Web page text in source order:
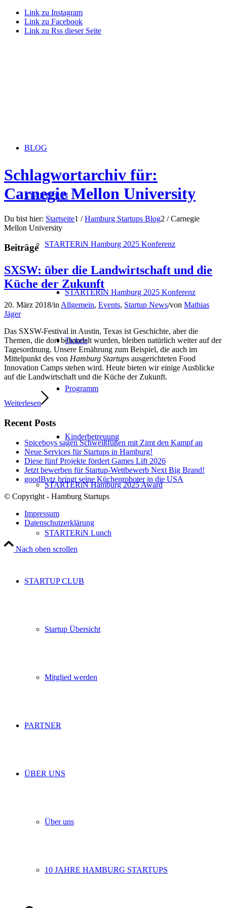
Link zu Instagram
Link zu Facebook
Link zu Rss dieser Seite
BLOG
STARTERiN
STARTERiN Hamburg 2025 Konferenz
STARTERiN Hamburg 2025 Konferenz
Tickets
Programm
Kinderbetreuung
STARTERiN Hamburg 2025 Award
STARTERiN Lunch
STARTUP CLUB
Startup Übersicht
Mitglied werden
PARTNER
ÜBER UNS
Über uns
10 JAHRE HAMBURG STARTUPS
Schlagwortarchiv für:
Carnegie Mellon University
Du bist hier: Startseite1 / Hamburg Startups Blog2 / Carnegie
Mellon University
Beiträge
SXSW: über die Landwirtschaft und die
Küche der Zukunft
20. März 2018/inAllgemein, Events, Startup News/von Mathias
Jäger
Das SXSW-Festival in Austin, Texas ist Geschichte, aber die
Themen, die dort behandelt wurden, bleiben natürlich weiter auf der
Tagesordnung. Unsere Ernährung zum Beispiel, die auch im
Mittelpunkt des von Hamburg Startups ausgerichteten Food
Innovation Camps stehen wird. Heute bieten wir einige Ausblicke
auf die Landwirtschaft und die Küche der Zukunft.
Weiterlesen
Recent Posts
Spiceboys sagen Schweißfüßen mit Zimt den Kampf an
Neue Services für Startups in Hamburg!
Diese fünf Projekte fördert Games Lift 2026
Jetzt bewerben für Startup-Wettbewerb Next Big Brand!
goodBytz bringt seine Küchenroboter in die USA
© Copyright - Hamburg Startups
Impressum
Datenschutzerklärung
Nach oben scrollen